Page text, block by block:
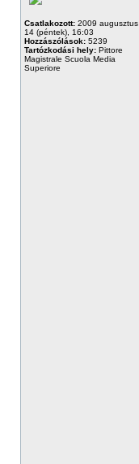
Csatlakozott: 2009 augusztus
14 (péntek), 16:03
Hozzászólások: 5239
Tartózkodási hely: Pittore
Magistrale Scuola Media
Superiore